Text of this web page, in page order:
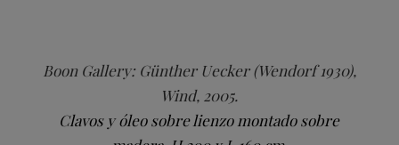
Boon Gallery: Günther Uecker (Wendorf 1930),
Wind, 2005.
Clavos y óleo sobre lienzo montado sobre